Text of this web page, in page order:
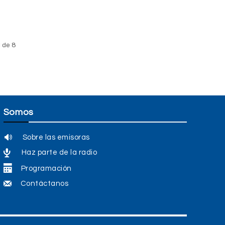
de 8
Somos
Sobre las emisoras
Haz parte de la radio
Programación
Contáctanos